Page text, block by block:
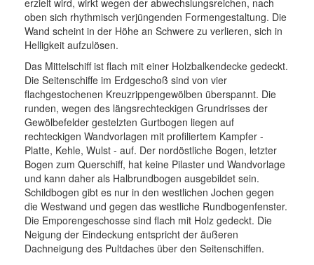
erzielt wird, wirkt wegen der abwechslungsreichen, nach
oben sich rhythmisch verjüngenden Formengestaltung. Die
Wand scheint in der Höhe an Schwere zu verlieren, sich in
Helligkeit aufzulösen.
Das Mittelschiff ist flach mit einer Holzbalkendecke gedeckt.
Die Seitenschiffe im Erdgeschoß sind von vier
flachgestochenen Kreuzrippengewölben überspannt. Die
runden, wegen des längsrechteckigen Grundrisses der
Gewölbefelder gestelzten Gurtbogen liegen auf
rechteckigen Wandvorlagen mit profiliertem Kampfer -
Platte, Kehle, Wulst - auf. Der nordöstliche Bogen, letzter
Bogen zum Querschiff, hat keine Pilaster und Wandvorlage
und kann daher als Halbrundbogen ausgebildet sein.
Schildbogen gibt es nur in den westlichen Jochen gegen
die Westwand und gegen das westliche Rundbogenfenster.
Die Emporengeschosse sind flach mit Holz gedeckt. Die
Neigung der Eindeckung entspricht der äußeren
Dachneigung des Pultdaches über den Seitenschiffen.